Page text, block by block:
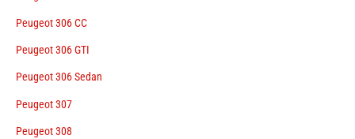
Peugeot 306 CC
Peugeot 306 GTI
Peugeot 306 Sedan
Peugeot 307
Peugeot 308